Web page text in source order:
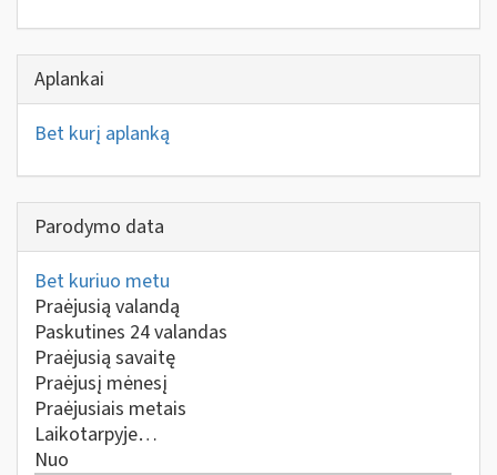
Aplankai
Bet kurį aplanką
Parodymo data
Bet kuriuo metu
Praėjusią valandą
Paskutines 24 valandas
Praėjusią savaitę
Praėjusį mėnesį
Praėjusiais metais
Laikotarpyje…
Nuo